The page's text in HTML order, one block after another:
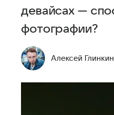
девайсах —
фотографии?
Алексей Глинкин